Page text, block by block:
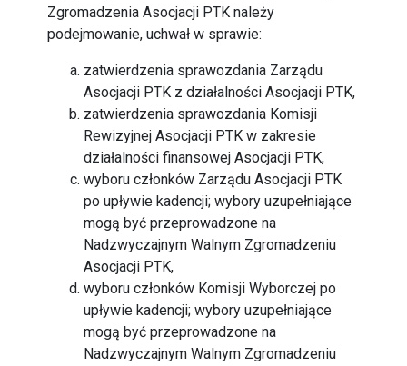
Zgromadzenia Asocjacji PTK należy
podejmowanie, uchwał w sprawie:
zatwierdzenia sprawozdania Zarządu
Asocjacji PTK z działalności Asocjacji PTK,
zatwierdzenia sprawozdania Komisji
Rewizyjnej Asocjacji PTK w zakresie
działalności finansowej Asocjacji PTK,
wyboru członków Zarządu Asocjacji PTK
po upływie kadencji; wybory uzupełniające
mogą być przeprowadzone na
Nadzwyczajnym Walnym Zgromadzeniu
Asocjacji PTK,
wyboru członków Komisji Wyborczej po
upływie kadencji; wybory uzupełniające
mogą być przeprowadzone na
Nadzwyczajnym Walnym Zgromadzeniu